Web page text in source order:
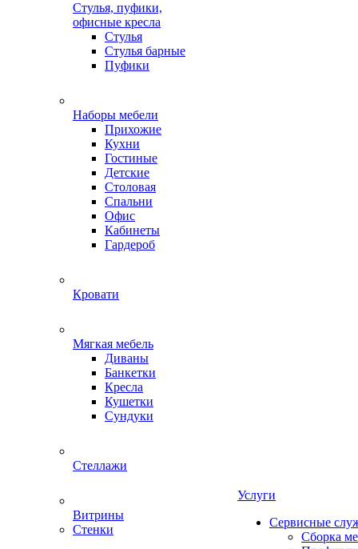
Стулья, пуфики,
офисные кресла
Стулья
Стулья барные
Пуфики
Наборы мебели
Прихожие
Кухни
Гостиные
Детские
Столовая
Спальни
Офис
Кабинеты
Гардероб
Кровати
Мягкая мебель
Диваны
Банкетки
Кресла
Кушетки
Сундуки
Стеллажи
Витрины
Стенки
Услуги
Сервисные
Сборка